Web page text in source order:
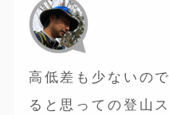
高低差も少ないの
ると思っての登山